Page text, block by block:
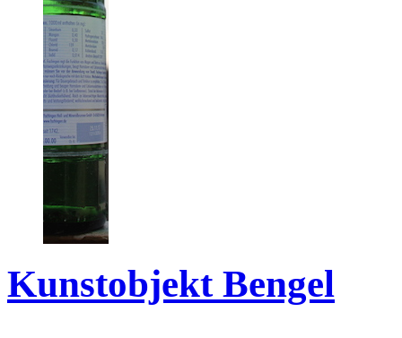
Kunstobjekt Bengel